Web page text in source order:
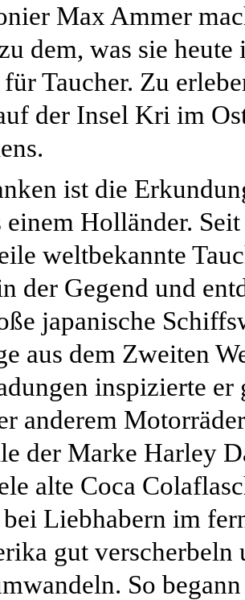
Max Ammer
dem, was sie heute
für Taucher. Zu
der Insel Kri im
ist die
einem Holländer.
weltbekannte
der Gegend und
japanische
aus dem Zweiten
inspizierte er
anderem
der Marke Harley
alte Coca
Liebhabern im
gut verscherbeln
So